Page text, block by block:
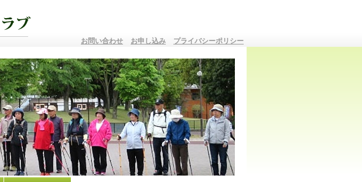
お問い合わせ お申し込み プライバシーポリシー